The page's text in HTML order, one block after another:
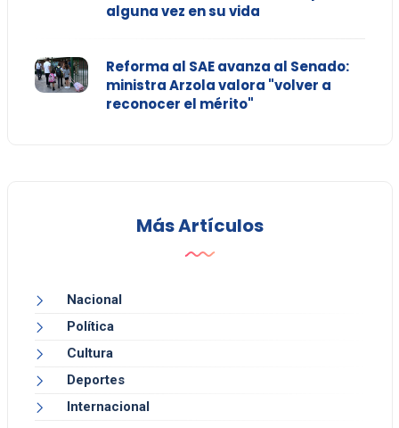
alguna vez en su vida
Reforma al SAE avanza al Senado:
ministra Arzola valora "volver a
reconocer el mérito"
Más Artículos
Nacional
Política
Cultura
Deportes
Internacional